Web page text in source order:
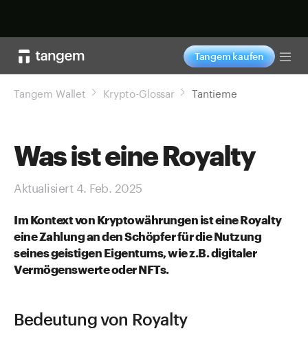
Tangem kaufen
Tangem Wallet Krypto-Glossar Tantieme
Was ist eine Royalty
Aktualisiert 4. Feb. 2025
Im Kontext von Kryptowährungen ist eine Royalty
eine Zahlung an den Schöpfer für die Nutzung
seines geistigen Eigentums, wie z.B. digitaler
Vermögenswerte oder NFTs.
Bedeutung von Royalty